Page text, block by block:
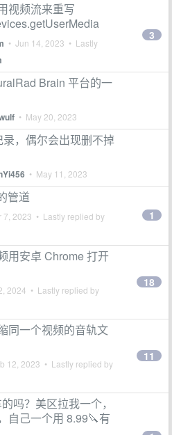
视频流来重写
• Jun 14, 2023 • Lastly
3
Brain 平台的一
• May 20, 2023
，偶尔会出现删不掉
• May 11, 2023
管道
7, 2023 • Lastly replied by 1
用安卓 Chrome 打开
2024 • Lastly replied by
18
同一个视频的音轨文
12, 2023 • Lastly replied by
11
吗？美区拉我一个，
自己一个用 8.99🔪有